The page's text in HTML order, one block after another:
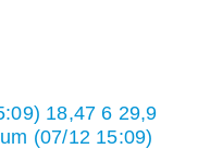
18,47 6 29,9
(07/12 15:09)